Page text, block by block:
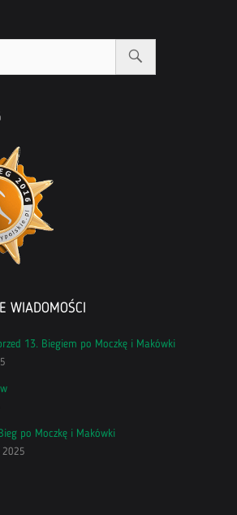
WIADOMOŚCI
przed 13. Biegiem po Moczkę i Makówki
po Moczkę i Makówki
2025